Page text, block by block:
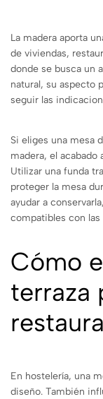
La madera aporta
de viviendas,
donde se busca un
natural, su aspecto
seguir las
Si eliges una mesa
madera, el
Utilizar una funda
proteger la mesa
ayudar a
compatibles con
Cómo
terraza
En hostelería, una
diseño. También